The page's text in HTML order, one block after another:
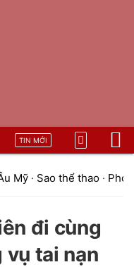
TIN MỚI
Mỹ · Sao thể thao ·
đi cùng
vụ tai nạn